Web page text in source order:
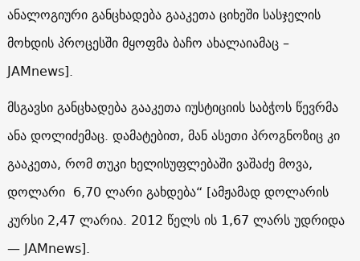
ანალოგიური განცხადება გააკეთა ციხეში სასჯელის
მოხდის პროცესში მყოფმა ბაჩო ახალაიამაც –
JAMnews].
მსგავსი განცხადება გააკეთა იუსტიციის საბჭოს წევრმა
ანა დოლიძემაც. დამატებით, მან ასეთი პროგნოზიც კი
გააკეთა, რომ თუკი ხელისუფლებაში ვაშაძე მოვა,
დოლარი 6,70ლარი გახდება“ [ამჟამად დოლარის
კურსი2,47 ლარია. 2012 წელს ის1,67 ლარს უდრიდა
— JAMnews].